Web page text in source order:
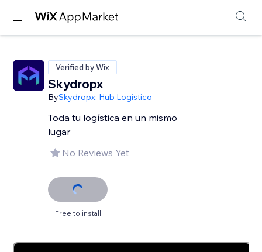
Verified by Wix
Skydropx
BySkydropx: Hub Logistico
Toda tu logística en un mismo
lugar
No Reviews Yet
Free to install